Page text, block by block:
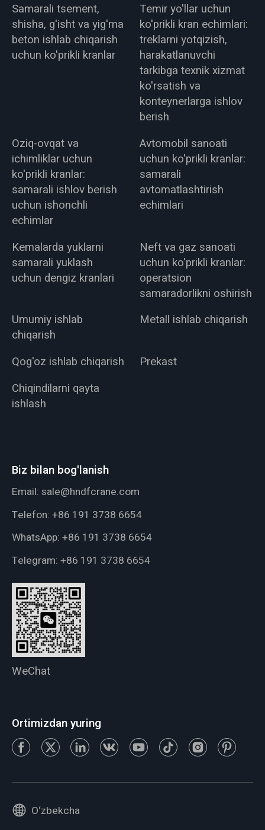
Samarali tsement,
shisha, g'isht va yig'ma
beton ishlab chiqarish
uchun ko'prikli kranlar
Temir yo'llar uchun
ko'prikli kran echimlari:
treklarni yotqizish,
harakatlanuvchi
tarkibga texnik xizmat
ko'rsatish va
konteynerlarga ishlov
berish
Oziq-ovqat va
ichimliklar uchun
ko'prikli kranlar:
samarali ishlov berish
uchun ishonchli
echimlar
Avtomobil sanoati
uchun ko'prikli kranlar:
samarali
avtomatlashtirish
echimlari
Kemalarda yuklarni
samarali yuklash
uchun dengiz kranlari
Neft va gaz sanoati
uchun ko'prikli kranlar:
operatsion
samaradorlikni oshirish
Umumiy ishlab
chiqarish
Metall ishlab chiqarish
Qog'oz ishlab chiqarish
Prekast
Chiqindilarni qayta
ishlash
Biz bilan bog'lanish
Email: sale@hndfcrane.com
Telefon: +86 191 3738 6654
WhatsApp: +86 191 3738 6654
Telegram: +86 191 3738 6654
WeChat
Ortimizdan yuring
O‘zbekcha